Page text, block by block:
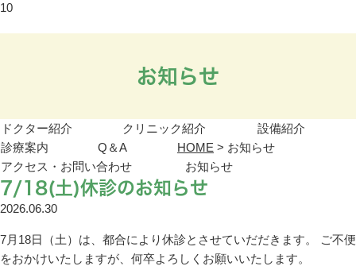
10
お知らせ
ドクター紹介 クリニック紹介
設備紹介
診療案内
Q＆A
アクセス・お問い合わせ
お知らせ
HOME > お知らせ
7/18(土)休診のお知らせ
2026.06.30
7月18日（土）は、都合により休診とさせていだだきます。 ご不便
をおかけいたしますが、何卒よろしくお願いいたします。